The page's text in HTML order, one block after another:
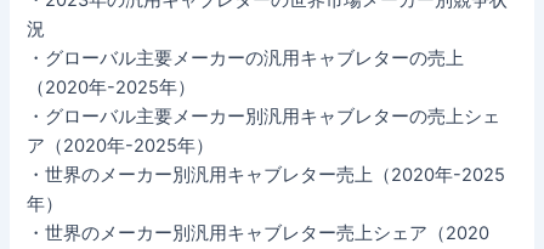
況
・グローバル主要メーカーの汎用キャブレターの売上
（2020年-2025年）
・グローバル主要メーカー別汎用キャブレターの売上シェ
ア（2020年-2025年）
・世界のメーカー別汎用キャブレター売上（2020年-2025
年）
・世界のメーカー別汎用キャブレター売上シェア（2020